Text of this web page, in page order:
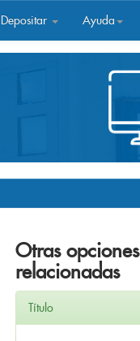
Depositar Ayuda
Otras opciones
relacionadas
Título